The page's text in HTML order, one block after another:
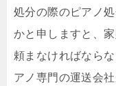
処分の際のピアノ
かと申しますと、
頼まなければなら
アノ専門の運送会